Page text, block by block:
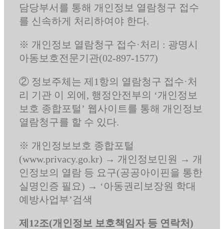
담당부서를 통해 개인정보 열람청구 접수
를 신속하게 처리하여야 한다.
※ 개인정보 열람청구 접수·처리 : 광명시
아동보호전문기관(02-897-1577)
② 정보주체는 제1항의 열람청구 접수·처
리 기관 이 외에, 행정안전부의 ‘개인정보
보호 종합포털’ 웹사이트를 통해 개인정보
열람청구를 할 수 있다.
※ 개인정보보호 종합포털
(www.privacy.go.kr) → 개인정보민원 → 개
인정보의 열람 등 요구(공공아이핀을 통한
실명인증 필요) → ‘아동권리보장원 학대
예방사업부’검색
제12조(개인정보 보호책임자 등 연락처)